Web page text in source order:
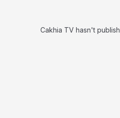
Cakhia TV hasn't